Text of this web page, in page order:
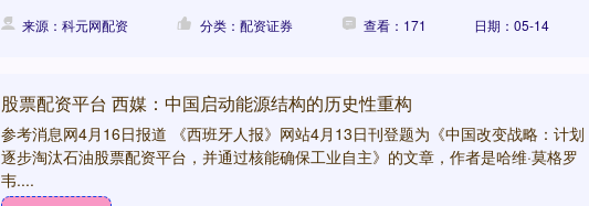
来源：科元网配资 分类：配资证券 查看：171 日期：05-14
股票配资平台 西媒：中国启动能源结构的历史性重构
参考消息网4月16日报道 《西班牙人报》网站4月13日刊登题为《中国改变战略：计划
逐步淘汰石油股票配资平台，并通过核能确保工业自主》的文章，作者是哈维·莫格罗
韦....